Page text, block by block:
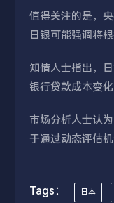
值得关注的是，
日银可能强调将
知情人士指出，
银行贷款成本变
市场分析人士认
于通过动态评估
Tags： 日本